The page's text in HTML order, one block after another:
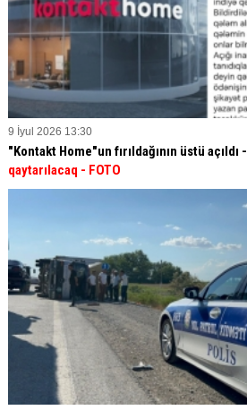
9 İyul 2026 13:30
"Kontakt Home"un fırıldağının üstü açıldı -
qaytarılacaq - FOTO